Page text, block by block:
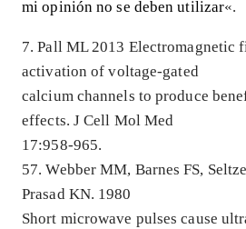
mi opinión no se deben utilizar«.
7. Pall ML 2013 Electromagnetic
activation of voltage-gated
calcium channels to produce
effects. J Cell Mol Med
17:958-965.
57. Webber MM, Barnes FS,
Prasad KN. 1980
Short microwave pulses cause